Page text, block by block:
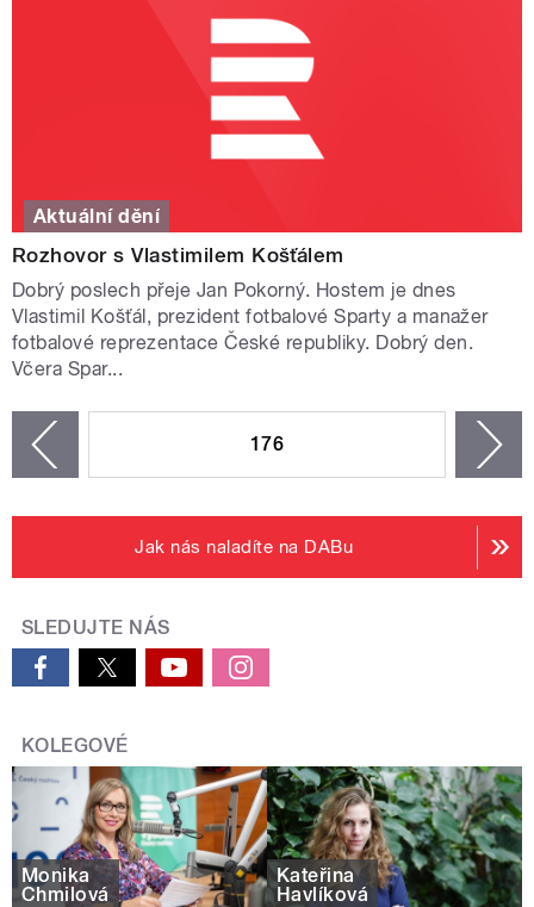
Aktuální dění
Rozhovor s Vlastimilem Košťálem
Dobrý poslech přeje Jan Pokorný. Hostem je dnes
Vlastimil Košťál, prezident fotbalové Sparty a manažer
fotbalové reprezentace České republiky. Dobrý den.
Včera Spar...
176
Jak nás naladíte na DABu
SLEDUJTE NÁS
KOLEGOVÉ
Monika
Chmilová
Kateřina
Havlíková